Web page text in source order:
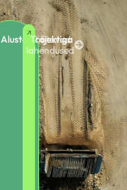
Alusta projektigaTöötavad
lahendused